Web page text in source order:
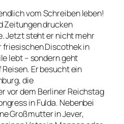
vom Schreiben leben!
Zeitungen drucken
Jetzt steht er nicht mehr
friesischen Discothek in
lebt – sondern geht
Er besucht ein
die
vor dem Berliner Reichstag
in Fulda. Nebenbei
Großmutter in Jever,